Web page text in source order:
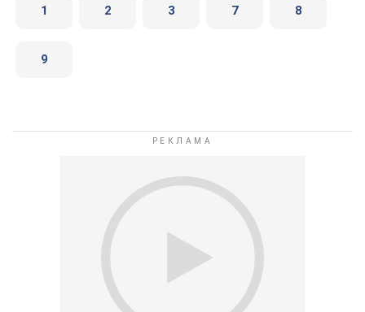
1 2 3 7 8
9